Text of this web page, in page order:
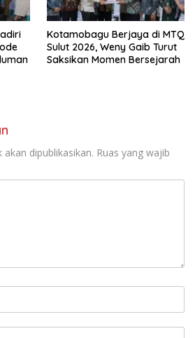
Kotamobagu Berjaya di MTQ
Sulut 2026, Weny Gaib Turut
Saksikan Momen Bersejarah
dipublikasikan. Ruas yang wajib